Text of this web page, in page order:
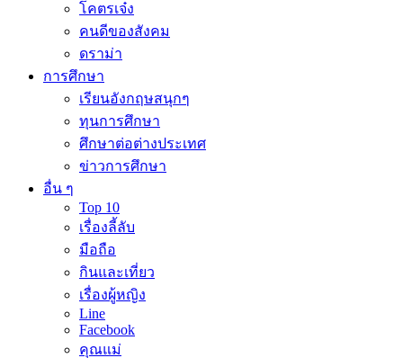
โคตรเจ๋ง
คนดีของสังคม
ดราม่า
การศึกษา
เรียนอังกฤษสนุกๆ
ทุนการศึกษา
ศึกษาต่อต่างประเทศ
ข่าวการศึกษา
อื่น ๆ
Top 10
เรื่องลี้ลับ
มือถือ
กินและเที่ยว
เรื่องผู้หญิง
Line
Facebook
คุณแม่